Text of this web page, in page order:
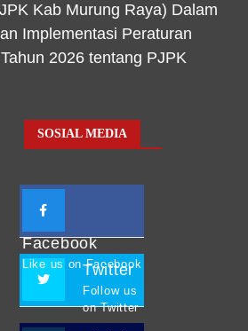
Kab Murung Raya) Dalam
Implementasi Peraturan
2026 tentang PJPK
SOSIAL MEDIA
Facebook
Like us on Facebook
Twitter
Follow us
on Twitter